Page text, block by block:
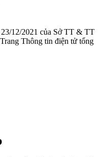
12/2021 của Sở TT & TT
Thông tin điện tử tổng